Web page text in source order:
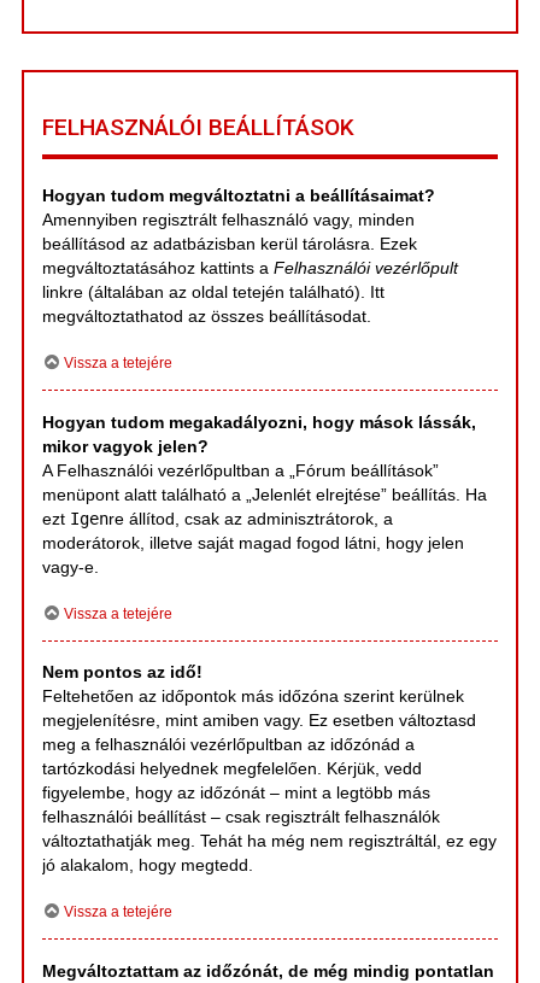
FELHASZNÁLÓI BEÁLLÍTÁSOK
Hogyan tudom megváltoztatni a beállításaimat?
Amennyiben regisztrált felhasználó vagy, minden
beállításod az adatbázisban kerül tárolásra. Ezek
megváltoztatásához kattints a Felhasználói vezérlőpult
linkre (általában az oldal tetején található). Itt
megváltoztathatod az összes beállításodat.
Vissza a tetejére
Hogyan tudom megakadályozni, hogy mások lássák,
mikor vagyok jelen?
A Felhasználói vezérlőpultban a „Fórum beállítások”
menüpont alatt található a „Jelenlét elrejtése” beállítás. Ha
ezt Igenre állítod, csak az adminisztrátorok, a
moderátorok, illetve saját magad fogod látni, hogy jelen
vagy-e.
Vissza a tetejére
Nem pontos az idő!
Feltehetően az időpontok más időzóna szerint kerülnek
megjelenítésre, mint amiben vagy. Ez esetben változtasd
meg a felhasználói vezérlőpultban az időzónád a
tartózkodási helyednek megfelelően. Kérjük, vedd
figyelembe, hogy az időzónát – mint a legtöbb más
felhasználói beállítást – csak regisztrált felhasználók
változtathatják meg. Tehát ha még nem regisztráltál, ez egy
jó alakalom, hogy megtedd.
Vissza a tetejére
Megváltoztattam az időzónát, de még mindig pontatlan